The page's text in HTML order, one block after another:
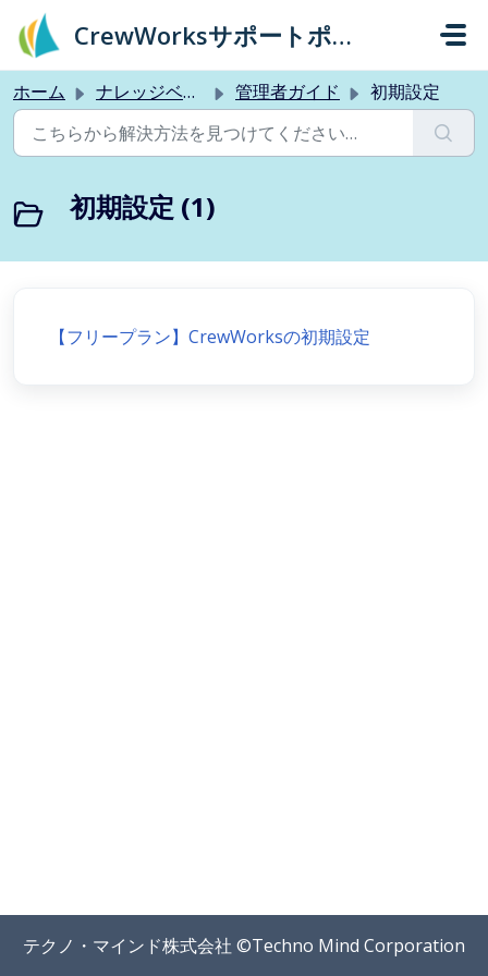
メインコンテンツに移動
CrewWorksサポートポータル
ホーム ナレッジベース 管理者ガイド 初期設定
初期設定 (1)
【フリープラン】CrewWorksの初期設定
テクノ・マインド株式会社 ©Techno Mind Corporation